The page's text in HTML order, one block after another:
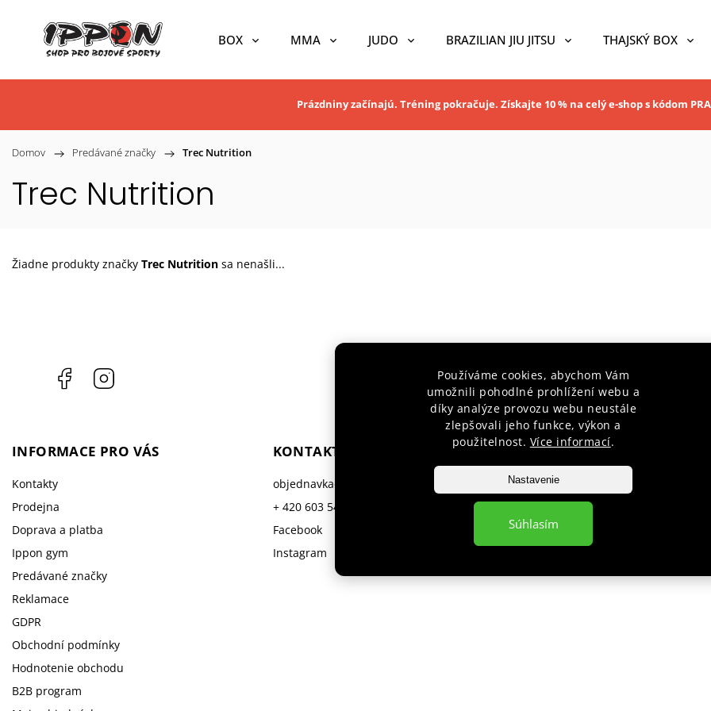
Používáme cookies, abychom Vám
umožnili pohodlné prohlížení webu a
díky analýze provozu webu neustále
zlepšovali jeho funkce, výkon a
použitelnost. Více informací.
Nastavenie
Súhlasím
BOX MMA JUDO BRAZILIAN JIU JITSU THAJSKÝ BOX
Prázdniny začínajú. Tréning pokračuje. Získajte 10 % na celý e-shop s kódom
Domov / Predávané značky / Trec Nutrition
Trec Nutrition
Žiadne produkty značky Trec Nutrition sa nenašli...
Facebook
INFORMACE PRO VÁS
Kontakty
Prodejna
Doprava a platba
Ippon gym
Predávané značky
Reklamace
GDPR
Obchodní podmínky
Hodnotenie obchodu
B2B program
KONTAKT
objednavka@
+ 420 603 543 377
Facebook
Instagram
VYHĽADÁVANIE